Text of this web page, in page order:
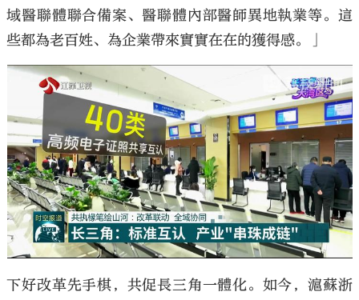
域醫聯體聯合備案、醫聯體內部醫師異地執業等。這
些都為老百姓、為企業帶來實實在在的獲得感。」
下好改革先手棋，共促長三角一體化。如今，滬蘇浙